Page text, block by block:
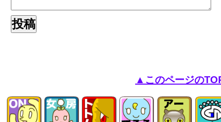
▲このページの